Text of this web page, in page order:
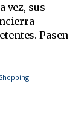
vez, sus
Pasen